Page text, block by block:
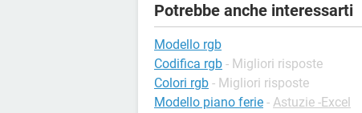
Potrebbe anche interessarti
Modello rgb
Codifica rgb - Migliori risposte
Colori rgb - Migliori risposte
Modello piano ferie - Astuzie -Excel